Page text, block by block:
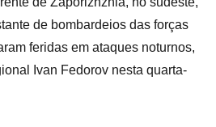
de bombardeios das forças
feridas em ataques noturnos,
Ivan Fedorov nesta quarta-